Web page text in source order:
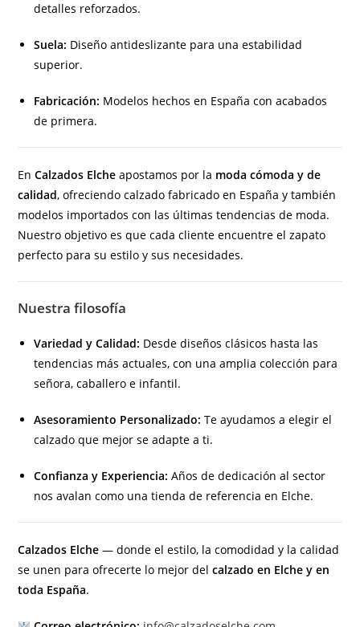
detalles reforzados.
Suela: Diseño antideslizante para una estabilidad
superior.
Fabricación: Modelos hechos en España con acabados
de primera.
EnCalzados Elche apostamos por la moda cómoda y de
calidad, ofreciendo calzado fabricado en España y también
modelos importados con las últimas tendencias de moda.
Nuestro objetivo es que cada cliente encuentre el zapato
perfecto para su estilo y sus necesidades.
Nuestra filosofía
Variedad y Calidad: Desde diseños clásicos hasta las
tendencias más actuales, con una amplia colección para
señora, caballero e infantil.
Asesoramiento Personalizado: Te ayudamos a elegir el
calzado que mejor se adapte a ti.
Confianza y Experiencia: Años de dedicación al sector
nos avalan como una tienda de referencia en Elche.
Calzados Elche — donde el estilo, la comodidad y la calidad
se unen para ofrecerte lo mejor delcalzado en Elche y en
toda España.